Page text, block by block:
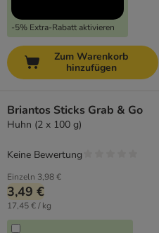
-5% Extra-Rabatt aktivieren
Zum Warenkorb
hinzufügen
Briantos Sticks Grab & Go
Huhn (2 x 100 g)
Einzeln 3,98 €
3,49 €
17,45 € / kg
Keine Bewertung